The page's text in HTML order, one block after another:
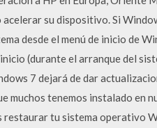
su dispositivo. Si
desde el menú de inicio de
(durante el arranque del
7 dejará de dar
muchos tenemos instalado en
tu sistema operativo